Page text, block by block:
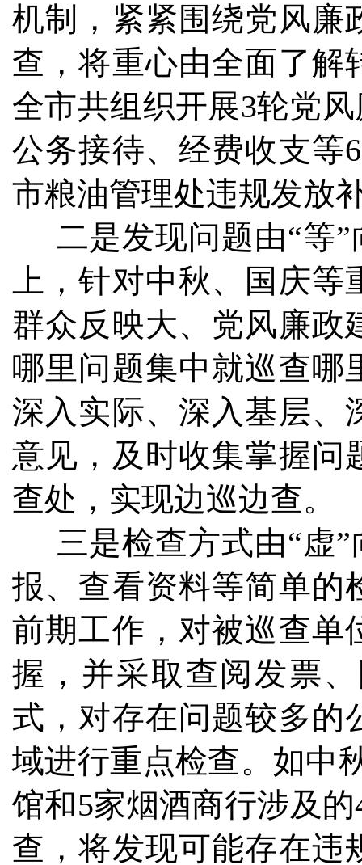
机制，紧紧围绕党风廉
查，将重心由全面了解
全市共组织开展3轮党
公务接待、经费收支等
市粮油管理处违规发放
二是发现问题由“等”
上，针对中秋、国庆等
群众反映大、党风廉政
哪里问题集中就巡查哪
深入实际、深入基层、
意见，及时收集掌握问
查处，实现边巡边查。
三是检查方式由“虚”
报、查看资料等简单的
前期工作，对被巡查单
握，并采取查阅发票
式，对存在问题较多的
域进行重点检查。如中
馆和5家烟酒商行涉及
查，将发现可能存在违